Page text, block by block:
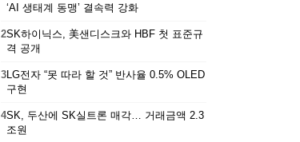
‘AI 생태계 동맹’ 결속력 강화
2SK하이닉스, 美샌디스크와 HBF 첫 표준규
격 공개
3LG전자 “못 따라 할 것” 반사율 0.5% OLED
구현
4SK, 두산에 SK실트론 매각… 거래금액 2.3
조원